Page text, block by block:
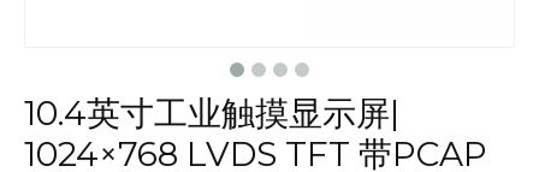
10.4英寸工业触摸显示屏|
1024×768 LVDS TFT 带PCAP